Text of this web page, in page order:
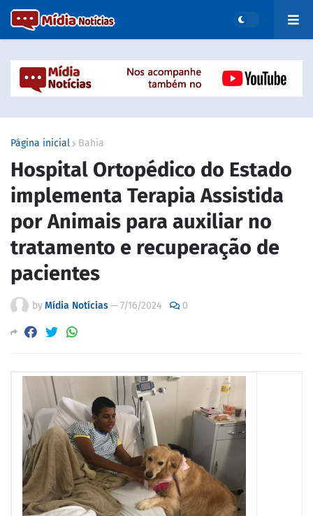
Página inicial Bahia
Hospital Ortopédico do Estado
implementa Terapia Assistida
por Animais para auxiliar no
tratamento e recuperação de
pacientes
byMídia Notícias—7/16/2024 0